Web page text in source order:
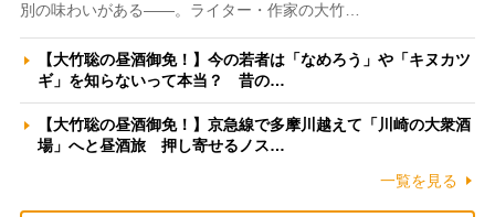
別の味わいがある――。ライター・作家の大竹…
【大竹聡の昼酒御免！】今の若者は「なめろう」や「キヌカツ
ギ」を知らないって本当？ 昔の…
【大竹聡の昼酒御免！】京急線で多摩川越えて「川崎の大衆酒
場」へと昼酒旅 押し寄せるノス…
一覧を見る